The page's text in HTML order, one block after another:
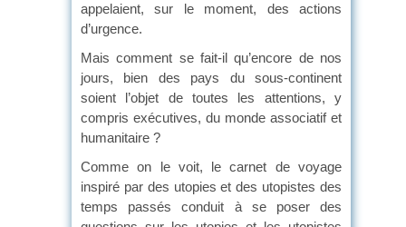
appelaient, sur le moment, des actions
d’urgence.
Mais comment se fait-il qu’encore de nos
jours, bien des pays du sous-continent
soient l’objet de toutes les attentions, y
compris exécutives, du monde associatif et
humanitaire ?
Comme on le voit, le carnet de voyage
inspiré par des utopies et des utopistes des
temps passés conduit à se poser des